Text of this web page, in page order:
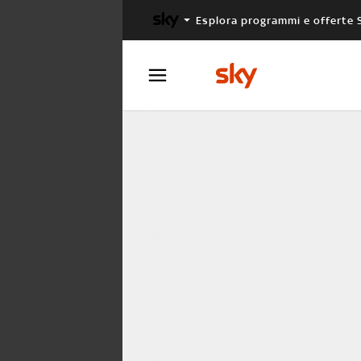
Esplora programmi e offerte